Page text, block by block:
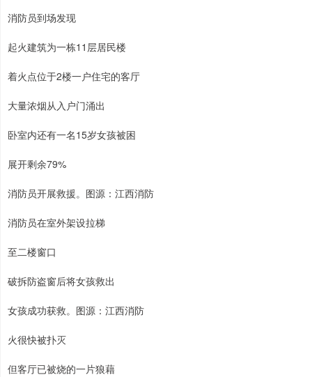
消防员到场发现
起火建筑为一栋11层居民楼
着火点位于2楼一户住宅的客厅
大量浓烟从入户门涌出
卧室内还有一名15岁女孩被困
展开剩余79%
消防员开展救援。图源：江西消防
消防员在室外架设拉梯
至二楼窗口
破拆防盗窗后将女孩救出
女孩成功获救。图源：江西消防
火很快被扑灭
但客厅已被烧的一片狼藉